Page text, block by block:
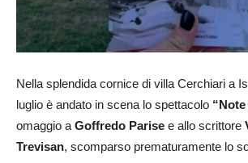
Nella splendida cornice di villa Cerchiari a
luglio è andato in scena lo spettacolo
omaggio a Goffredo Parise e allo scrittore
Trevisan, scomparso prematuramente lo